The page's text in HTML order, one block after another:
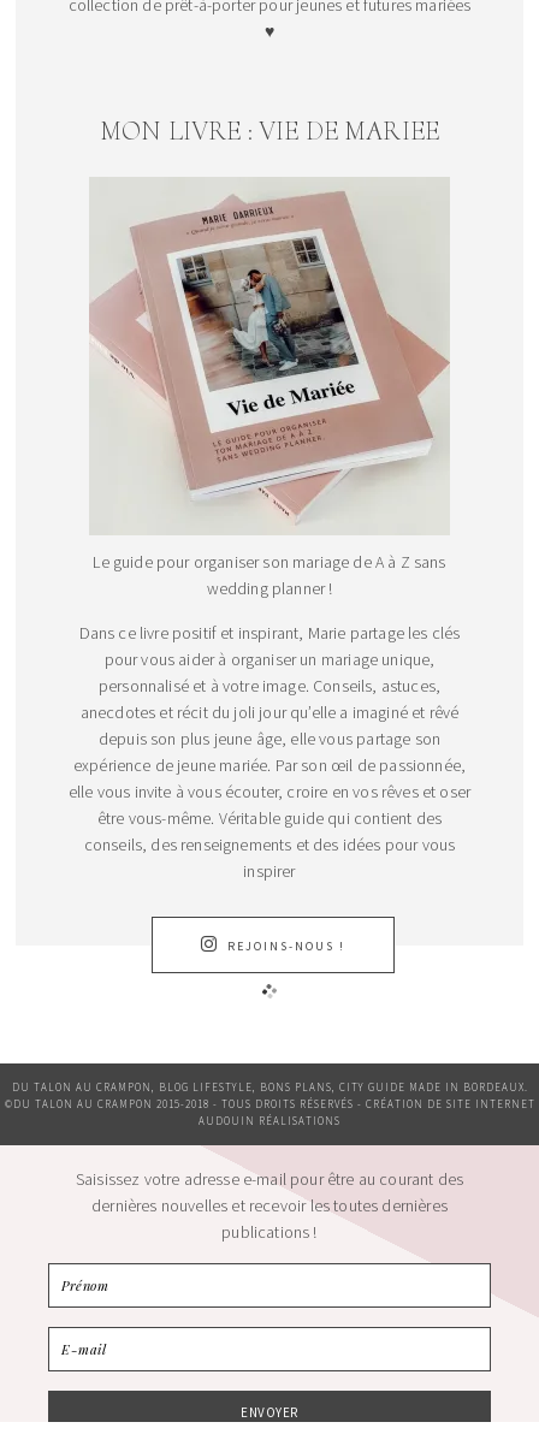
collection de prêt-à-porter pour jeunes et futures mariées
♥
MON LIVRE : VIE DE MARIEE
Le guide pour organiser son mariage de A à Z sans
wedding planner !
Dans ce livre positif et inspirant, Marie partage les clés
pour vous aider à organiser un mariage unique,
personnalisé et à votre image. Conseils, astuces,
anecdotes et récit du joli jour qu’elle a imaginé et rêvé
depuis son plus jeune âge, elle vous partage son
expérience de jeune mariée. Par son œil de passionnée,
elle vous invite à vous écouter, croire en vos rêves et oser
être vous-même. Véritable guide qui contient des
conseils, des renseignements et des idées pour vous
inspirer
REJOINS-NOUS !
DU TALON AU CRAMPON, BLOG LIFESTYLE, BONS PLANS, CITY GUIDE MADE IN BORDEAUX.
©DU TALON AU CRAMPON 2015-2018 - TOUS DROITS RÉSERVÉS - CRÉATION DE SITE INTERNET
AUDOUIN RÉALISATIONS
Saisissez votre adresse e-mail pour être au courant des
dernières nouvelles et recevoir les toutes dernières
publications !